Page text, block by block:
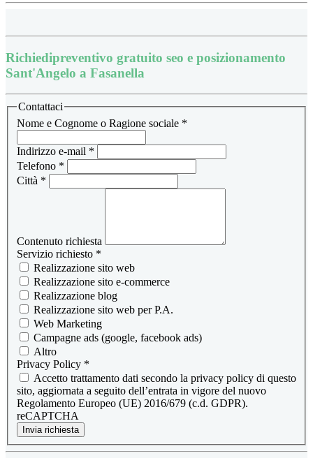
Richiedipreventivo gratuito seo e posizionamento
Sant'Angelo a Fasanella
Contattaci
Nome e Cognome o Ragione sociale *
Indirizzo e-mail *
Telefono *
Città *
Contenuto richiesta
Servizio richiesto *
Realizzazione sito web
Realizzazione sito e-commerce
Realizzazione blog
Realizzazione sito web per P.A.
Web Marketing
Campagne ads (google, facebook ads)
Altro
Privacy Policy *
Accetto trattamento dati secondo la privacy policy di questo
sito, aggiornata a seguito dell’entrata in vigore del nuovo
Regolamento Europeo (UE) 2016/679 (c.d. GDPR).
reCAPTCHA
Invia richiesta